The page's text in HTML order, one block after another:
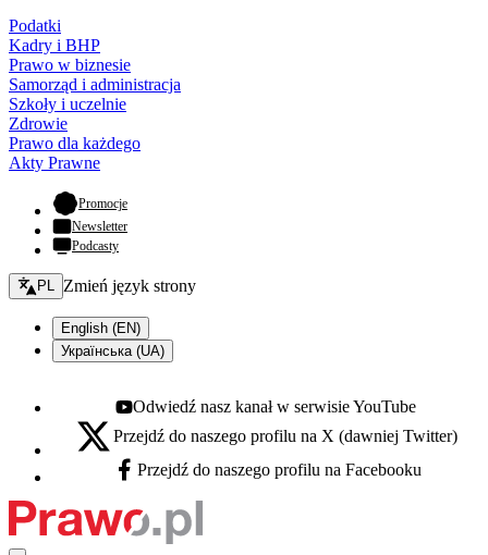
Podatki
Kadry i BHP
Prawo w biznesie
Samorząd i administracja
Szkoły i uczelnie
Zdrowie
Prawo dla każdego
Akty Prawne
Promocje- otwiera się w nowej karcie
Newsletter
Podcasty
Zmień język - bieżący:
PL Zmień język strony
English (EN)
Українська (UA)
Youtube - otwiera się w nowej karcie
Odwiedź nasz kanał w serwisie YouTube
X - otwiera się w nowej karcie
Przejdź do naszego profilu na X (dawniej Twitter)
Facebook - otwiera się w nowej karcie
Przejdź do naszego profilu na Facebooku